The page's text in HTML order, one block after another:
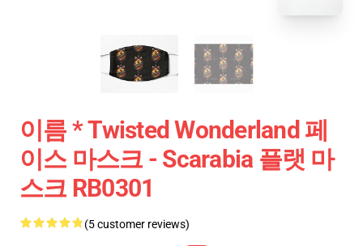
이름 * Twisted Wonderland 페
이스 마스크 - Scarabia 플랫 마
스크 RB0301
(5 customer reviews)